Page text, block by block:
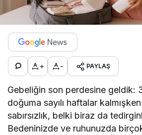
+ - PAYLAŞ
Gebeliğin son perdesine geldik:
doğuma sayılı haftalar
sabırsızlık, belki biraz da
Bedeninizde ve ruhunuzda